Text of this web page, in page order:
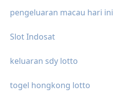
pengeluaran macau hari ini
Slot Indosat
keluaran sdy lotto
togel hongkong lotto